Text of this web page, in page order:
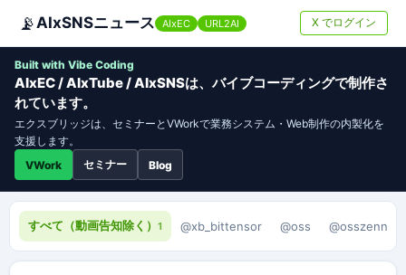
📡AIxSNSニュース AIxEC URL2AI X でログイン
Built with Vibe Coding
AIxEC / AIxTube / AIxSNSは、バイブコーディングで制作さ
れています。
エクスブリッジは、セミナーとVWorkで業務システム・Web制作の内製化を
支援します。
VWork
セミナー Blog
すべて（動画告知除く） 1 @xb_bittensor @oss @osszenn